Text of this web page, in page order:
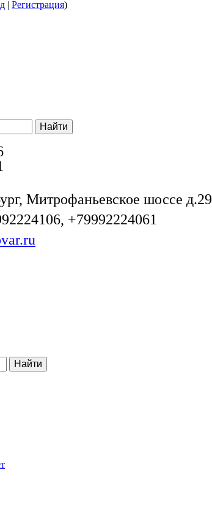
| Регистрация)
Митрофаньевское шоссе д.29
+79992224061